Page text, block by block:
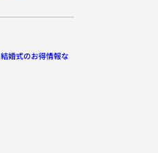
結婚式のお得情報な